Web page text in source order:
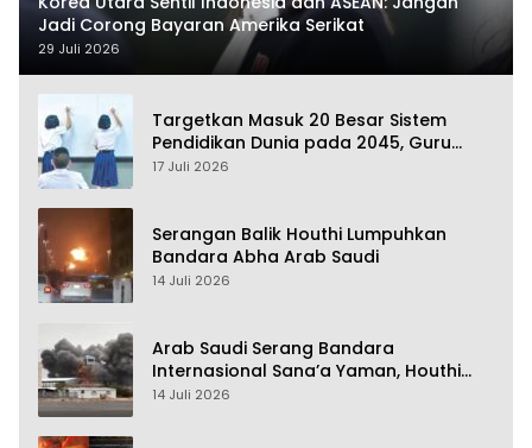
Jadi Corong Bayaran Amerika Serikat
29 Juli 2026
Targetkan Masuk 20 Besar Sistem
Pendidikan Dunia pada 2045, Guru
Dapat Tunjangan hingga 100 Persen
17 Juli 2026
Serangan Balik Houthi Lumpuhkan
Bandara Abha Arab Saudi
14 Juli 2026
Arab Saudi Serang Bandara
Internasional Sana’a Yaman, Houthi
Siap Serang Balik
14 Juli 2026